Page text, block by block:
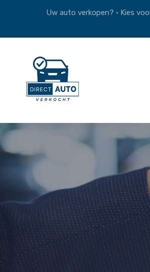
Uw auto verkopen? • Kies